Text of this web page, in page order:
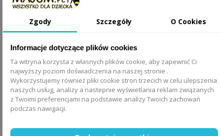
Zgody Szczegóły O Cookies
Informacje dotyczące plików cookies
Ta witryna korzysta z własnych plików cookie, aby zapewnić Ci
najwyższy poziom doświadczenia na naszej stronie .
Wykorzystujemy również pliki cookie stron trzecich w celu ulepszenia
naszych usług, analizy a nastepnie wyświetlania reklam związanych
z Twoimi preferencjami na podstawie analizy Twoich zachowań
podczas nawigacji.